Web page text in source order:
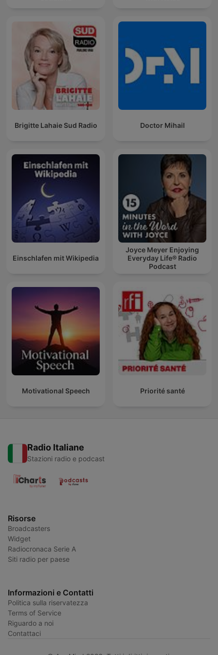
Brigitte Lahaie Sud Radio Doctor Mihail
Einschlafen mit Wikipedia
Joyce Meyer Enjoying
Everyday Life® Radio
Podcast
Motivational Speech Priorité santé
Radio Italiane
Stazioni radio e podcast
Risorse
Broadcasters
Widget
Radiocronaca Serie A
Siti radio per paese
Informazioni e Contatti
Politica sulla riservatezza
Terms of Service
Riguardo a noi
Contattaci